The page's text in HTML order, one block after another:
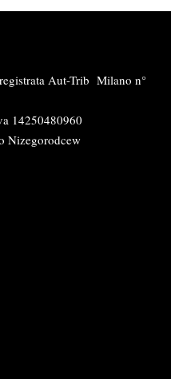
registrata Aut-Trib Milano n°
14250480960
Nizegorodcew